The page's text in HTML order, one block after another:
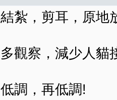
結紮，剪耳，原地
多觀察，減少人貓
低調，再低調!